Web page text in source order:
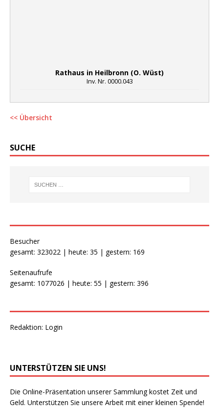
Rathaus in Heilbronn (O. Wüst)
Inv. Nr. 0000.043
<< Übersicht
SUCHE
Besucher
gesamt: 323022 | heute: 35 | gestern: 169
Seitenaufrufe
gesamt: 1077026 | heute: 55 | gestern: 396
Redaktion: Login
UNTERSTÜTZEN SIE UNS!
Die Online-Präsentation unserer Sammlung kostet Zeit und
Geld. Unterstützen Sie unsere Arbeit mit einer kleinen Spende!